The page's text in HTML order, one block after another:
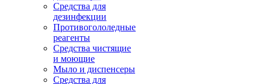
Средства для
дезинфекции
Противогололедные
реагенты
Средства чистящие
и моющие
Мыло и диспенсеры
Средства для